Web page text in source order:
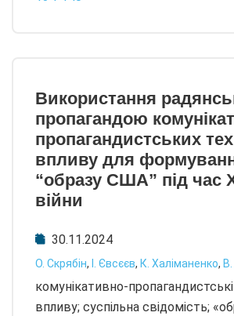
Використання
пропагандою
пропагандистських
впливу для
“образу США” під час
війни
30.11.2024
О. Скрябін, І. Євсєєв, К. Халіманенко,
комунікативно-пропагандистські
впливу; суспільна свідомість;